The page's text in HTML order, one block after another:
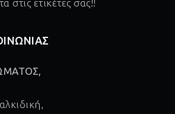
στις ετικέτες σας!!